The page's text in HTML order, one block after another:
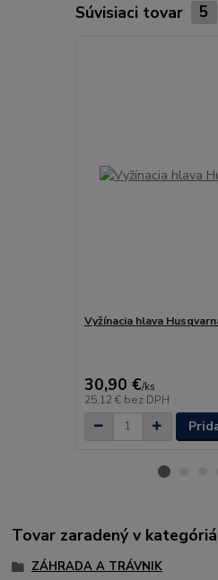
Súvisiaci tovar 5
Vyžínacia hlava
30,90 €/ks
25,12 € bez DPH
Tovar zaradený v
ZÁHRADA A TRÁVNIK